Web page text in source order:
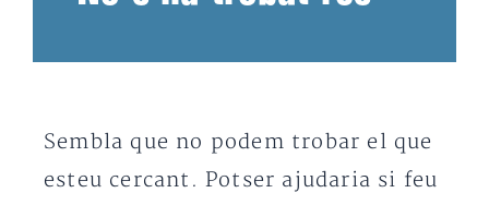
Sembla que no podem trobar el que
esteu cercant. Potser ajudaria si feu